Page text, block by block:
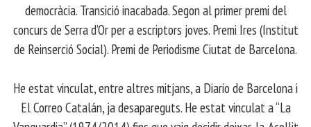
democràcia. Transició inacabada. Segon al primer premi del
concurs de Serra d’Or per a escriptors joves. Premi Ires (Institut
de Reinserció Social). Premi de Periodisme Ciutat de Barcelona.
​ He estat vinculat, entre altres mitjans, a Diario de Barcelona i
El Correo Catalán, ja desapareguts. He estat vinculat a “La